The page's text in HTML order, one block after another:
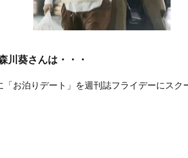
川葵さんは・・・
「お泊りデート」を週刊誌フライデーにスク